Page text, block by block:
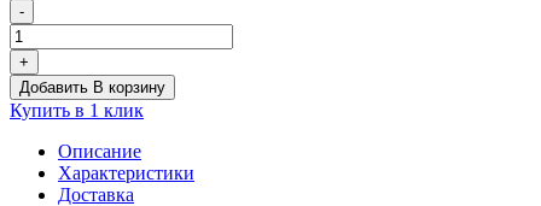
-
Количество
товара
Настенная
панель
"Пожарный
участок"
+
Добавить В корзину
Купить в 1 клик
Описание
Характеристики
Доставка